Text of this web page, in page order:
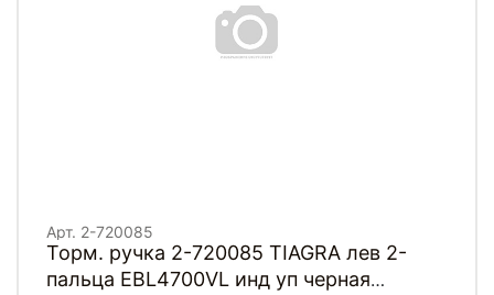
Арт. 2-720085
Торм. ручка 2-720085 TIAGRA лев 2-
пальца EBL4700VL инд уп черная